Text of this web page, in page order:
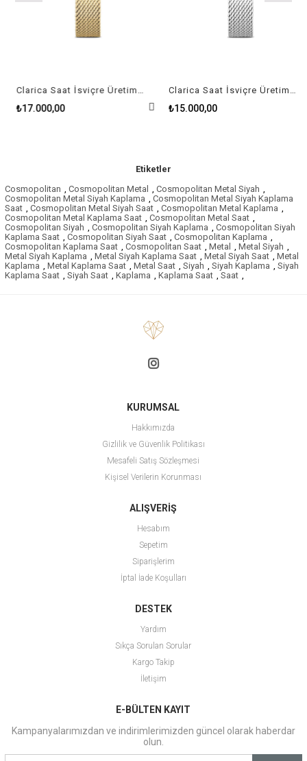
Clarica Saat İsviçre Üretimi, Metal bileklik, Altın Rengi, Altın rengi yüzey
₺17.000,00
Clarica Saat İsviçre Üretimi, Metal bileklik, Gümüş Rengi, Paslanmaz çelik
₺15.000,00
Etiketler
Cosmopolitan , Cosmopolitan Metal , Cosmopolitan Metal Siyah ,
Cosmopolitan Metal Siyah Kaplama , Cosmopolitan Metal Siyah Kaplama
Saat , Cosmopolitan Metal Siyah Saat , Cosmopolitan Metal Kaplama ,
Cosmopolitan Metal Kaplama Saat , Cosmopolitan Metal Saat ,
Cosmopolitan Siyah , Cosmopolitan Siyah Kaplama , Cosmopolitan Siyah
Kaplama Saat , Cosmopolitan Siyah Saat , Cosmopolitan Kaplama ,
Cosmopolitan Kaplama Saat , Cosmopolitan Saat , Metal , Metal Siyah ,
Metal Siyah Kaplama , Metal Siyah Kaplama Saat , Metal Siyah Saat , Metal
Kaplama , Metal Kaplama Saat , Metal Saat , Siyah , Siyah Kaplama , Siyah
Kaplama Saat , Siyah Saat , Kaplama , Kaplama Saat , Saat ,
KURUMSAL
Hakkımızda
Gizlilik ve Güvenlik Politikası
Mesafeli Satış Sözleşmesi
Kişisel Verilerin Korunması
ALIŞVERİŞ
Hesabım
Sepetim
Siparişlerim
İptal İade Koşulları
DESTEK
Yardım
Sıkça Sorulan Sorular
Kargo Takip
İletişim
E-BÜLTEN KAYIT
Kampanyalarımızdan ve indirimlerimizden güncel olarak haberdar
olun.